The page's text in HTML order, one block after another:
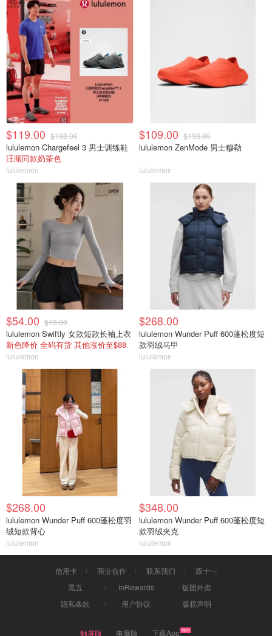
$119.00 $198.00
lululemon Chargefeel 3 男士训练鞋
汪顺同款奶茶色
lululemon
$109.00 $198.00
lululemon ZenMode 男士穆勒
lululemon
$54.00 $78.00
lululemon Swiftly 女款短款长袖上衣
新色降价 全码有货 其他涨价至$88
lululemon
$268.00
lululemon Wunder Puff 600蓬松度短
款羽绒马甲
lululemon
$268.00
lululemon Wunder Puff 600蓬松度羽
绒短款背心
lululemon
$348.00
lululemon Wunder Puff 600蓬松度短
款羽绒夹克
lululemon
信用卡 商业合作 联系我们
双十一
黑五
InRewards
饭团外卖
隐私条款
用户协议 版权声明
触屏版 电脑版 下载App